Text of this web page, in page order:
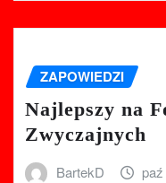
ZAPOWIEDZI
Najlepszy na
Zwyczajnych
BartekD